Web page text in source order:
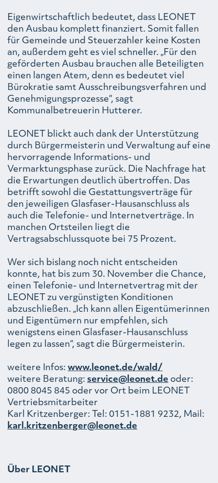
Eigenwirtschaftlich bedeutet, dass LEONET
den Ausbau komplett finanziert. Somit fallen
für Gemeinde und Steuerzahler keine Kosten
an, außerdem geht es viel schneller. „Für den
geförderten Ausbau brauchen alle Beteiligten
einen langen Atem, denn es bedeutet viel
Bürokratie samt Ausschreibungsverfahren und
Genehmigungsprozesse“, sagt
Kommunalbetreuerin Hutterer.
LEONET blickt auch dank der Unterstützung
durch Bürgermeisterin und Verwaltung auf eine
hervorragende Informations- und
Vermarktungsphase zurück. Die Nachfrage hat
die Erwartungen deutlich übertroffen. Das
betrifft sowohl die Gestattungsverträge für
den jeweiligen Glasfaser-Hausanschluss als
auch die Telefonie- und Internetverträge. In
manchen Ortsteilen liegt die
Vertragsabschlussquote bei 75 Prozent.
Wer sich bislang noch nicht entscheiden
konnte, hat bis zum 30. November die Chance,
einen Telefonie- und Internetvertrag mit der
LEONET zu vergünstigten Konditionen
abzuschließen. „Ich kann allen Eigentümerinnen
und Eigentümern nur empfehlen, sich
wenigstens einen Glasfaser-Hausanschluss
legen zu lassen“, sagt die Bürgermeisterin.
weitere Infos: www.leonet.de/wald/
weitere Beratung: service@leonet.de oder:
0800 8045 845 oder vor Ort beim LEONET
Vertriebsmitarbeiter
Karl Kritzenberger: Tel: 0151-1881 9232, Mail:
karl.kritzenberger@leonet.de
Über LEONET